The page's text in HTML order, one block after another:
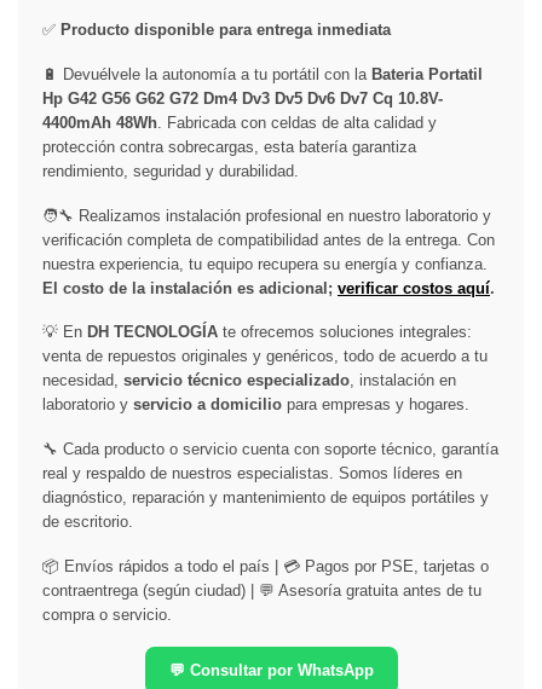
✅ Producto disponible para entrega inmediata
🔋 Devuélvele la autonomía a tu portátil con la Bateria Portatil
Hp G42 G56 G62 G72 Dm4 Dv3 Dv5 Dv6 Dv7 Cq 10.8V-
4400mAh 48Wh. Fabricada con celdas de alta calidad y
protección contra sobrecargas, esta batería garantiza
rendimiento, seguridad y durabilidad.
🧑‍🔧 Realizamos instalación profesional en nuestro laboratorio y
verificación completa de compatibilidad antes de la entrega. Con
nuestra experiencia, tu equipo recupera su energía y confianza.
El costo de la instalación es adicional; verificar costos aquí.
💡 En DH TECNOLOGÍA te ofrecemos soluciones integrales:
venta de repuestos originales y genéricos, todo de acuerdo a tu
necesidad, servicio técnico especializado, instalación en
laboratorio y servicio a domicilio para empresas y hogares.
🔧 Cada producto o servicio cuenta con soporte técnico, garantía
real y respaldo de nuestros especialistas. Somos líderes en
diagnóstico, reparación y mantenimiento de equipos portátiles y
de escritorio.
📦 Envíos rápidos a todo el país | 💳 Pagos por PSE, tarjetas o
contraentrega (según ciudad) | 💬 Asesoría gratuita antes de tu
compra o servicio.
💬 Consultar por WhatsApp